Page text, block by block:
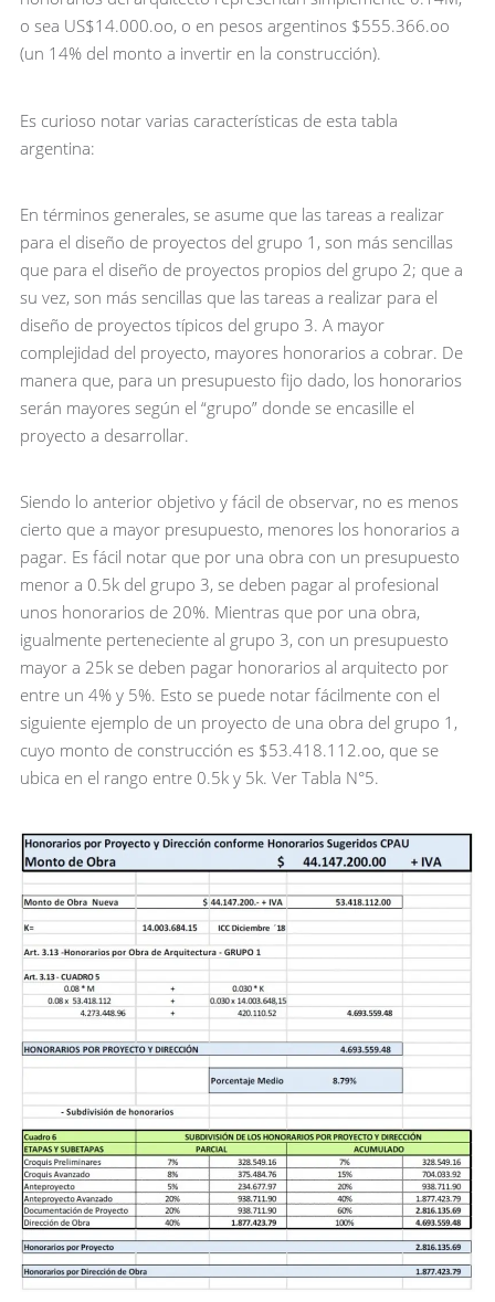
o sea US$14.000.oo, o en pesos argentinos $555.366.oo
(un 14% del monto a invertir en la construcción).
Es curioso notar varias características de esta tabla
argentina:
En términos generales, se asume que las tareas a realizar
para el diseño de proyectos del grupo 1, son más sencillas
que para el diseño de proyectos propios del grupo 2; que a
su vez, son más sencillas que las tareas a realizar para el
diseño de proyectos típicos del grupo 3. A mayor
complejidad del proyecto, mayores honorarios a cobrar. De
manera que, para un presupuesto fijo dado, los honorarios
serán mayores según el “grupo” donde se encasille el
proyecto a desarrollar.
Siendo lo anterior objetivo y fácil de observar, no es menos
cierto que a mayor presupuesto, menores los honorarios a
pagar. Es fácil notar que por una obra con un presupuesto
menor a 0.5k del grupo 3, se deben pagar al profesional
unos honorarios de 20%. Mientras que por una obra,
igualmente perteneciente al grupo 3, con un presupuesto
mayor a 25k se deben pagar honorarios al arquitecto por
entre un 4% y 5%. Esto se puede notar fácilmente con el
siguiente ejemplo de un proyecto de una obra del grupo 1,
cuyo monto de construcción es $53.418.112.oo, que se
ubica en el rango entre 0.5k y 5k. Ver Tabla N°5.